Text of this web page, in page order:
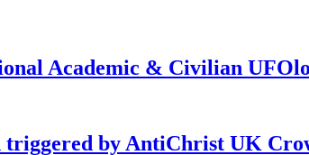
Academic & Civilian
by AntiChrist UK